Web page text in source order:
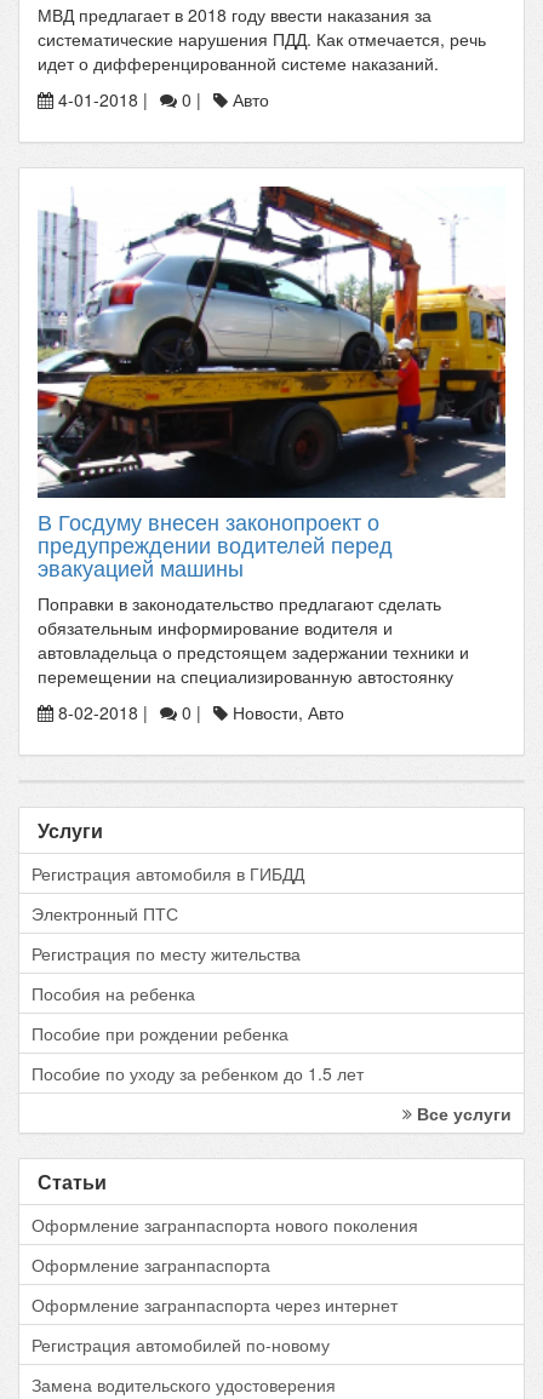
МВД предлагает в 2018 году ввести наказания за
систематические нарушения ПДД. Как отмечается, речь
идет о дифференцированной системе наказаний.
4-01-2018 |
0 | Авто
В Госдуму внесен законопроект о
предупреждении водителей перед
эвакуацией машины
Поправки в законодательство предлагают сделать
обязательным информирование водителя и
автовладельца о предстоящем задержании техники и
перемещении на специализированную автостоянку
8-02-2018 |
0 | Новости, Авто
Услуги
Регистрация автомобиля в ГИБДД
Электронный ПТС
Регистрация по месту жительства
Пособия на ребенка
Пособие при рождении ребенка
Пособие по уходу за ребенком до 1.5 лет
Все услуги
Статьи
Оформление загранпаспорта нового поколения
Оформление загранпаспорта
Оформление загранпаспорта через интернет
Регистрация автомобилей по-новому
Замена водительского удостоверения